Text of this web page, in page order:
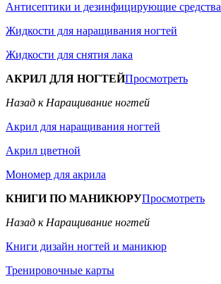
Антисептики и дезинфицирующие средства
Жидкости для наращивания ногтей
Жидкости для снятия лака
АКРИЛ ДЛЯ НОГТЕЙПросмотреть
Назад к Наращивание ногтей
Акрил для наращивания ногтей
Акрил цветной
Мономер для акрила
КНИГИ ПО МАНИКЮРУПросмотреть
Назад к Наращивание ногтей
Книги дизайн ногтей и маникюр
Тренировочные карты